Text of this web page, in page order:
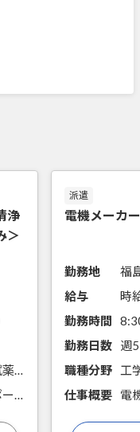
浄
＞
バイオ・化学（前処理・試薬調製、手分析、機器分析）
空調関連機器の開発をサポートする企業です。誰もが知る大手家電メーカーの空気清浄機、エアコンなどの性能評価・改善のための試験法を開発します。丁寧な指導がありますので実務経験不問です！
派遣
電機メーカ
勤務地
福
給与
時
勤務時間
勤務日数
週
職種分野
仕事概要